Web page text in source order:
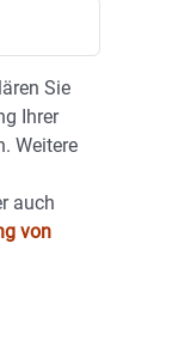
Sie
Ihrer
Weitere
auch
von